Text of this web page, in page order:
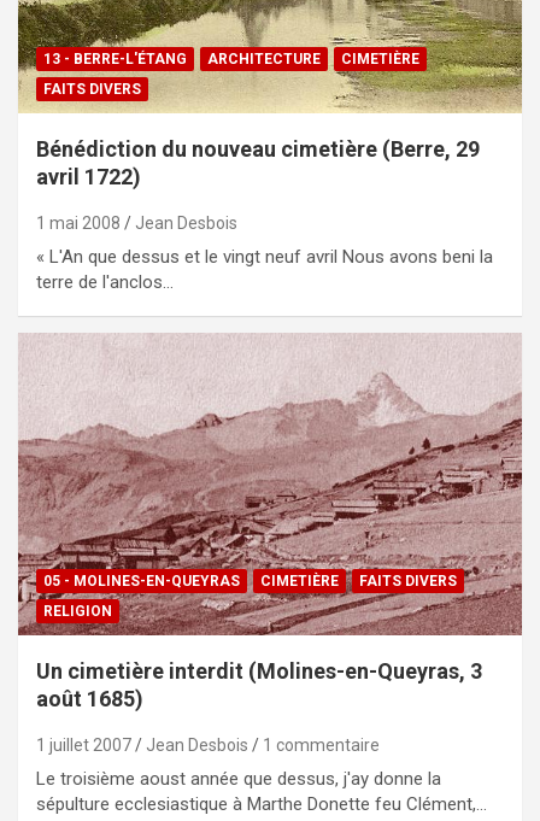
13 - BERRE-L'ÉTANG ARCHITECTURE
CIMETIÈRE
FAITS DIVERS
Bénédiction du nouveau cimetière (Berre, 29
avril 1722)
1 mai 2008 Jean Desbois
« L'An que dessus et le vingt neuf avril Nous avons beni la
terre de l'anclos…
05 - MOLINES-EN-QUEYRAS CIMETIÈRE
FAITS DIVERS
RELIGION
Un cimetière interdit (Molines-en-Queyras, 3
août 1685)
1 juillet 2007 Jean Desbois 1 commentaire
Le troisième aoust année que dessus, j'ay donne la
sépulture ecclesiastique à Marthe Donette feu Clément,…